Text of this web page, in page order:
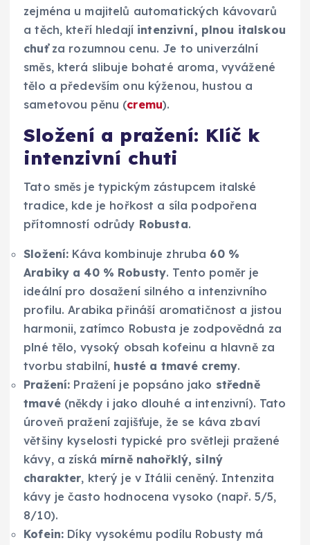
zejména u majitelů automatických kávovarů
a těch, kteří hledají intenzivní, plnou italskou
chuťza rozumnou cenu. Je to univerzální
směs, která slibuje bohaté aroma, vyvážené
tělo a především onu kýženou, hustou a
sametovou pěnu (cremu).
Složení a pražení: Klíč k
intenzivní chuti
Tato směs je typickým zástupcem italské
tradice, kde je hořkost a síla podpořena
přítomností odrůdy Robusta.
Složení: Káva kombinuje zhruba 60 %
Arabiky a 40 % Robusty. Tento poměr je
ideální pro dosažení silného a intenzivního
profilu. Arabika přináší aromatičnost a jistou
harmonii, zatímco Robusta je zodpovědná za
plné tělo, vysoký obsah kofeinu a hlavně za
tvorbu stabilní, husté a tmavé cremy.
Pražení: Pražení je popsáno jako středně
tmavé(někdy i jako dlouhé a intenzivní). Tato
úroveň pražení zajišťuje, že se káva zbaví
většiny kyselosti typické pro světleji pražené
kávy, a získá mírně nahořklý, silný
charakter, který je v Itálii ceněný. Intenzita
kávy je často hodnocena vysoko (např. 5/5,
8/10).
Kofein: Díky vysokému podílu Robusty má